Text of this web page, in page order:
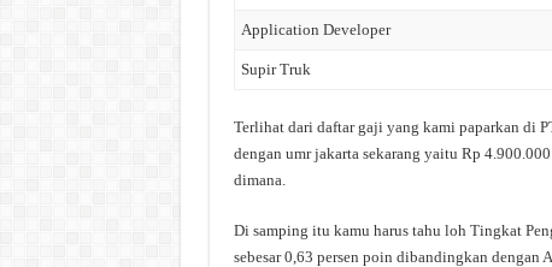
Application Developer
Supir Truk
Terlihat dari daftar gaji yang kami paparkan di
dengan umr jakarta sekarang yaitu Rp
dimana.
Di samping itu kamu harus tahu loh Tingkat
sebesar 0,63 persen poin dibandingkan dengan